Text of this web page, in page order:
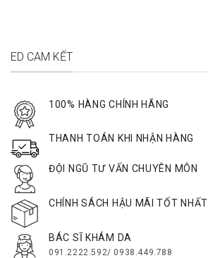
ED CAM KẾT
100% HÀNG CHÍNH HÃNG
THANH TOÁN KHI NHẬN HÀNG
ĐỘI NGŨ TƯ VẤN CHUYÊN MÔN
CHÍNH SÁCH HẬU MÃI TỐT NHẤT
BÁC SĨ KHÁM DA
091.2222.592/ 0938.449.788